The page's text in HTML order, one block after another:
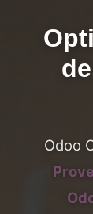
Odoo